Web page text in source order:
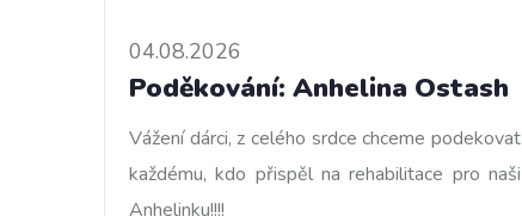
04.08.2026
Poděkování: Anhelina Ostash
Vážení dárci, z celého srdce chceme podekovat
každému, kdo přispěl na rehabilitace pro naši
Anhelinku!!!!